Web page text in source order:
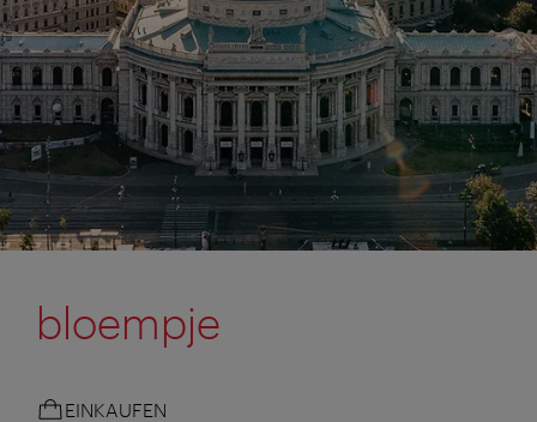
bloempje
EINKAUFEN